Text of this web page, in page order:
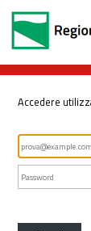
Accedere